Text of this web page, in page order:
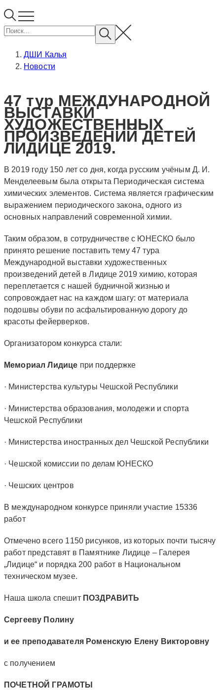
ДШИ Калья
Новости
47 тур МЕЖДУНАРОДНОЙ
ВЫСТАВКИ
ХУДОЖЕСТВЕННЫХ
ПРОИЗВЕДЕНИЙ ДЕТЕЙ
ЛИДИЦЕ 2019.
В 2019 году 150 лет со дня, когда русским учёным Д. И.
Менделеевым была открыта Периодическая система
химических элементов. Система является графическим
выражением периодического закона, одного из
основных направлений современной химии.
Taким образом, в сотрудничестве с ЮНЕСКО было
принято решение поставить тему 47 тура
Международной выставки художественных
произведений детей в Лидице 2019 химию, которая
переплетается с нашей будничной жизнью и
сопровождает нас на каждом шагу: от материала
подошвы обуви по асфальтированную дорогу до
красоты фейерверков.
Организатором конкурса стали:
Мемориал Лидице при поддержке
· Министерства культуры Чешской Республики
· Министерства образования, молодежи и спорта
Чешской Республики
· Министерства иностранных дел Чешской Республики
· Чешской комиссии по делам ЮНЕСКО
· Чешских центров
В международном конкурсе приняли участие 15336
работ
Отмечено всего 1150 рисунков, из которых почти тысячу
работ представят в Памятнике Лидице – Галерея
„Лидице“ и порядка 200 работ в Национальном
техническом музее.
Наша школа спешит ПОЗДРАВИТЬ
Сергееву Полину
и ее преподавателя Роменскую Елену Викторовну
с получением
ПОЧЕТНОЙ ГРАМОТЫ